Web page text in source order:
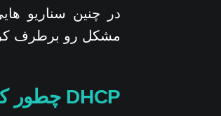
مشکل رو برطرف
DHCP چطور کار میکنه ؟